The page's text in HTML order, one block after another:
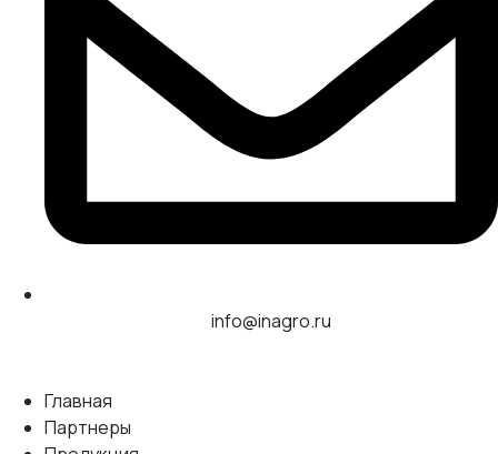
info@inagro.ru
Главная
Партнеры